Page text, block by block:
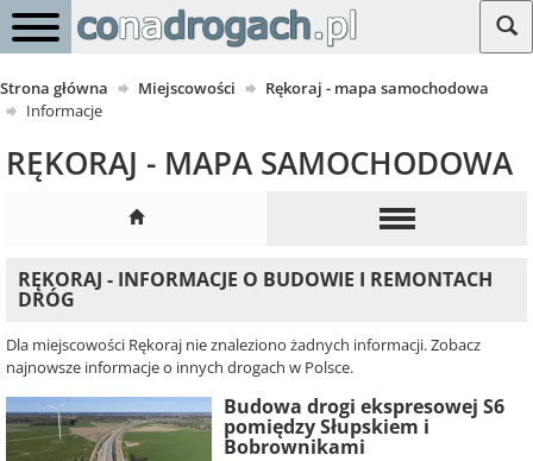
Strona główna Miejscowości
Rękoraj - mapa samochodowa
Informacje
RĘKORAJ - MAPA SAMOCHODOWA
RĘKORAJ - INFORMACJE O BUDOWIE I REMONTACH
DRÓG
Dla miejscowości Rękoraj nie znaleziono żadnych informacji. Zobacz
najnowsze informacje o innych drogach w Polsce.
Budowa drogi ekspresowej S6
pomiędzy Słupskiem i
Bobrownikami